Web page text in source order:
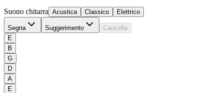
Suono chitarra Acustica Classico Elettrico
Segna Suggerimento
Cancella
E
B
G
D
A
E